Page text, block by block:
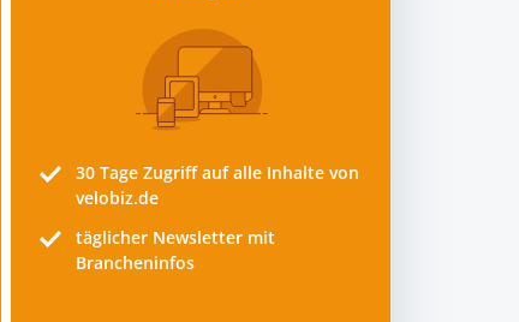
30 Tage Zugriff auf alle Inhalte von
velobiz.de
täglicher Newsletter mit
Brancheninfos